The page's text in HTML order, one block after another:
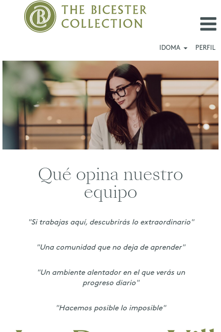
IDOMA PERFIL
Rozas
Village_ES
Qué opina nuestro
equipo
"Si trabajas aquí, descubrirás lo extraordinario"
"Una comunidad que no deja de aprender"
"Un ambiente alentador en el que verás un
progreso diario"
"Hacemos posible lo imposible"